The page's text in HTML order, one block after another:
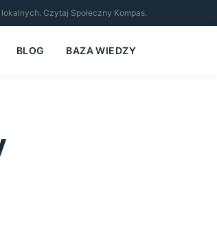
Czytaj Społeczny Kompas.
BLOG BAZA WIEDZY